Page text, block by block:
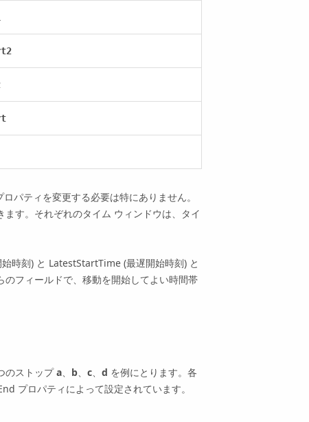
パティを変更する必要は特にありません。
す。それぞれのタイム ウィンドウは、タイ
時刻) と LatestStartTime (最遅開始時刻) と
フィールドで、移動を開始してよい時間帯
のストップa、 b、 c、 d を例にとります。各
プロパティによって設定されています。